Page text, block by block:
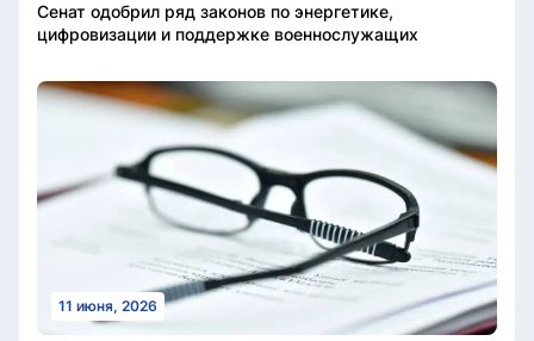
Сенат одобрил ряд законов по энергетике,
цифровизации и поддержке военнослужащих
11 июня, 2026